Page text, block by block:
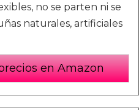
no se parten ni se
naturales, artificiales
en Amazon